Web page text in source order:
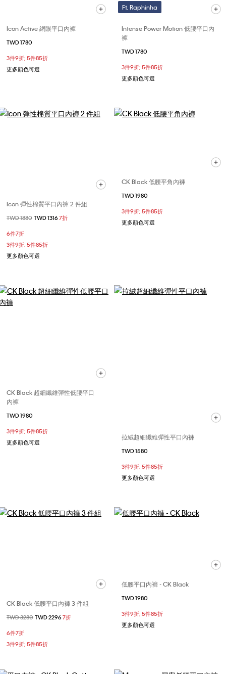
Icon Active 網眼平口內褲
TWD 1780
3件9折; 5件85折
更多顏色可選
Ft. Raphinha
Intense Power Motion 低腰平口內
褲
TWD 1780
3件9折; 5件85折
更多顏色可選
Icon 彈性棉質平口內褲 2 件組
價格扣減從
TWD 1880 至
TWD 13167折
6件7折
3件9折; 5件85折
更多顏色可選
CK Black 低腰平角內褲
TWD 1980
3件9折; 5件85折
更多顏色可選
CK Black 超細纖維彈性低腰平口
內褲
TWD 1980
3件9折; 5件85折
更多顏色可選
拉絨超細纖維彈性平口內褲
TWD 1580
3件9折; 5件85折
更多顏色可選
CK Black 低腰平口內褲 3 件組
價格扣減從
TWD 3280 至
TWD 22967折
6件7折
3件9折; 5件85折
低腰平口內褲 - CK Black
TWD 1980
3件9折; 5件85折
更多顏色可選